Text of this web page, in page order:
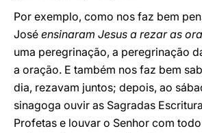
Por exemplo, como nos faz bem
José ensinaram Jesus a rezar as
uma peregrinação, a peregrinação
a oração. E também nos faz bem
dia, rezavam juntos; depois, ao
sinagoga ouvir as Sagradas
Profetas e louvar o Senhor com